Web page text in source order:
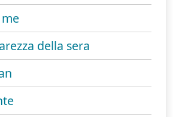
della sera